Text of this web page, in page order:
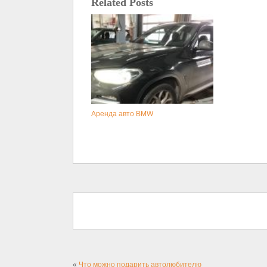
Related Posts
Аренда авто BMW
« Что можно подарить автолюбителю